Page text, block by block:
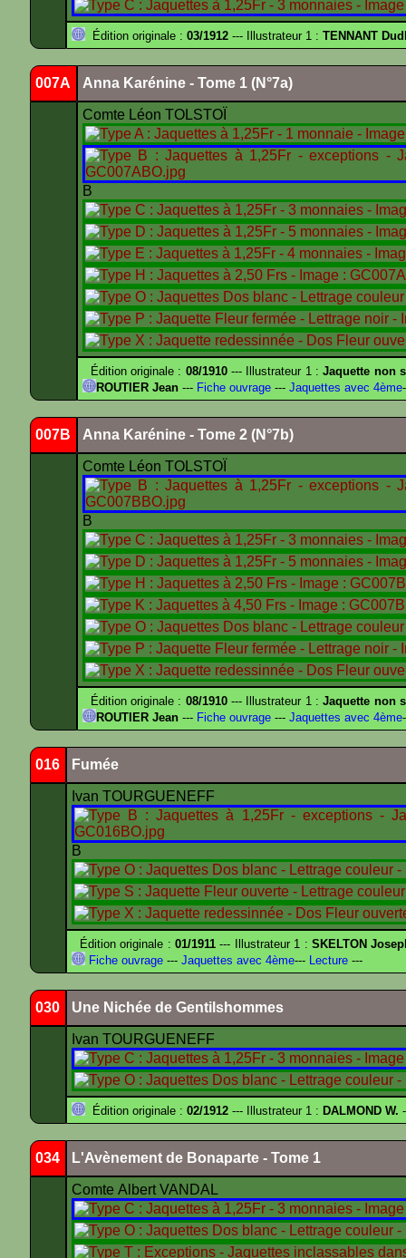
Édition originale : 03/1912 --- Illustrateur 1 : TENNANT
007A Anna Karénine - Tome 1 (N°7a)
Comte Léon TOLSTOÏ
B
Édition originale : 08/1910--- Illustrateur 1 :Jaquette non
ROUTIER Jean --- Fiche ouvrage --- Jaquettes avec 4ème
007B Anna Karénine - Tome 2 (N°7b)
Comte Léon TOLSTOÏ
B
Édition originale : 08/1910--- Illustrateur 1 :Jaquette non
ROUTIER Jean --- Fiche ouvrage --- Jaquettes avec 4ème
016 Fumée
Ivan TOURGUENEFF
B
Édition originale : 01/1911 --- Illustrateur 1 : SKELTON
Fiche ouvrage --- Jaquettes avec 4ème--- Lecture ---
030 Une Nichée de Gentilshommes
Ivan TOURGUENEFF
Édition originale : 02/1912 --- Illustrateur 1 : DALMOND W.
034 L'Avènement de Bonaparte - Tome 1
Comte Albert VANDAL